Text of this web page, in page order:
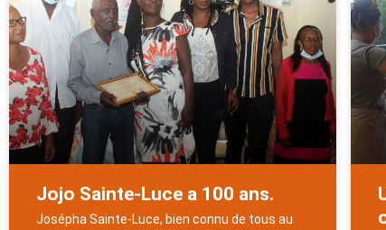
Jojo Sainte-Luce a 100 ans.
Josépha Sainte-Luce, bien connu de tous au